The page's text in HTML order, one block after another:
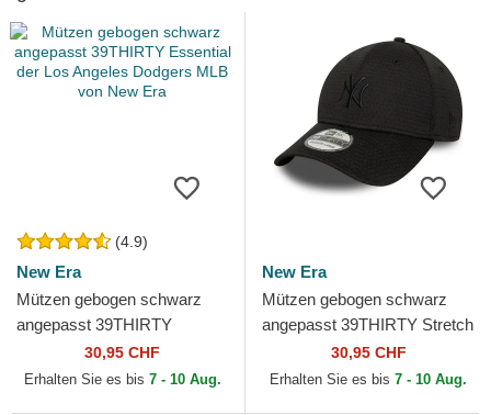
(4.9)
New Era
Mützen gebogen schwarz
angepasst 39THIRTY
Essential der Los Angeles
Dodgers MLB von New Era
30,95 CHF
Erhalten Sie es bis 7 - 10 Aug.
New Era
Mützen gebogen schwarz
angepasst 39THIRTY Stretch
Mesh der New York Yankees
MLB von New Era
30,95 CHF
Erhalten Sie es bis 7 - 10 Aug.